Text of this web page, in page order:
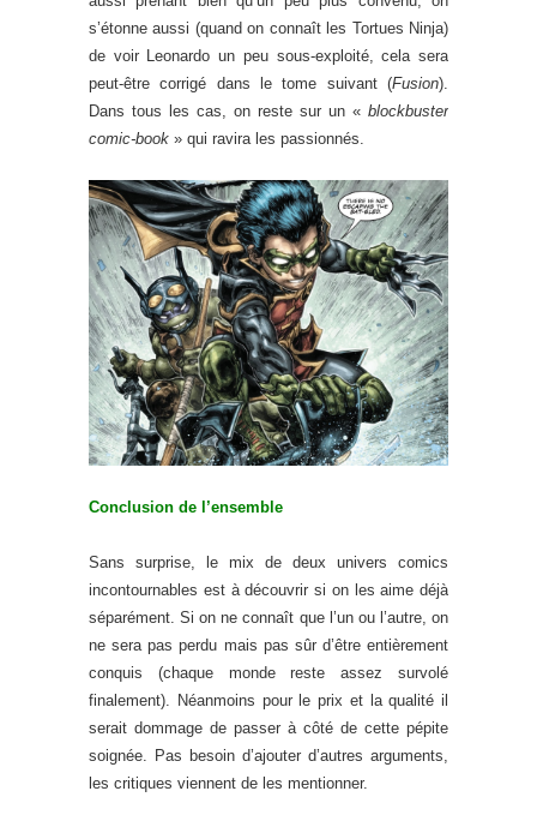
s’étonne aussi (quand on connaît les Tortues Ninja)
de voir Leonardo un peu sous-exploité, cela sera
peut-être corrigé dans le tome suivant (Fusion).
Dans tous les cas, on reste sur un « blockbuster
comic-book » qui ravira les passionnés.
Conclusion de l’ensemble
Sans surprise, le mix de deux univers comics
incontournables est à découvrir si on les aime déjà
séparément. Si on ne connaît que l’un ou l’autre, on
ne sera pas perdu mais pas sûr d’être entièrement
conquis (chaque monde reste assez survolé
finalement). Néanmoins pour le prix et la qualité il
serait dommage de passer à côté de cette pépite
soignée. Pas besoin d’ajouter d’autres arguments,
les critiques viennent de les mentionner.